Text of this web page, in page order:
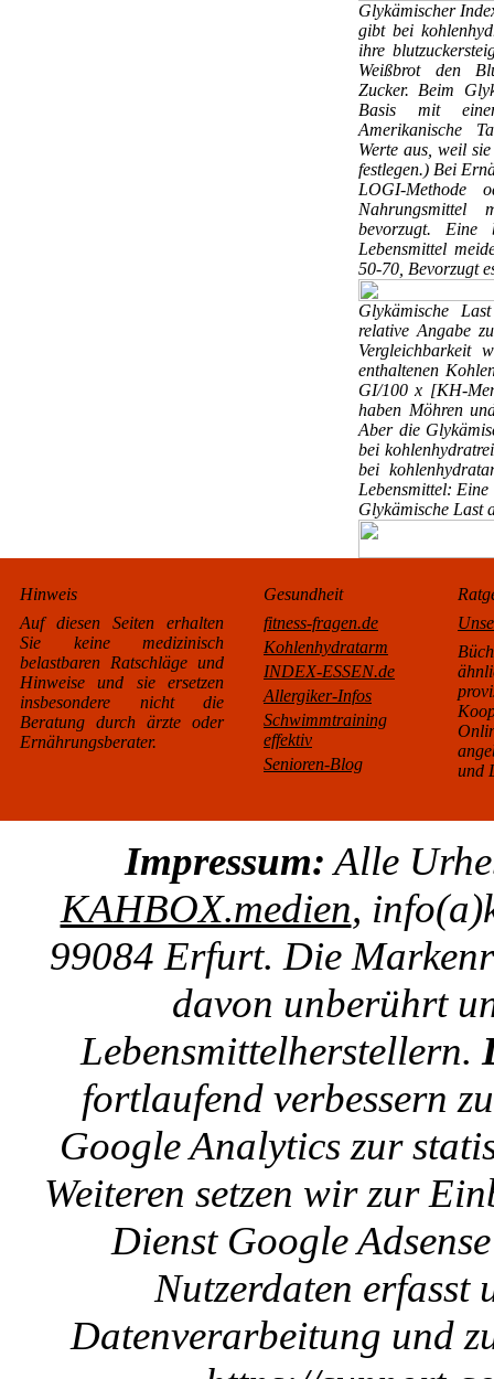
Glykämischer
gibt bei
ihre
Weißbrot den
Zucker. Beim
Basis mit
Amerikanische
Werte aus, weil
festlegen.) Bei
LOGI-Methode
Nahrungsmittel
bevorzugt. Eine
Lebensmittel
50-70, Bevorzugt
Glykämische
relative Angabe
enthaltenen
GI/100 x [KH-
haben Möhren
Aber die
bei
bei
Lebensmittel:
Glykämische Last
Hinweis
Auf diesen Seiten erhalten
Sie keine medizinisch
belastbaren Ratschläge und
Hinweise und sie ersetzen
insbesondere nicht die
Beratung durch ärzte oder
Ernährungsberater.
Gesundheit
fitness-fragen.de
Kohlenhydratarm
INDEX-ESSEN.de
Allergiker-Infos
Schwimmtraining
effektiv
Senioren-Blog
und
Impressum: Alle
KAHBOX.medien,
99084 Erfurt. Die
davon unberührt
Lebensmittelherstellern.
fortlaufend verbessern
Google Analytics zur
Weiteren setzen wir zur
Dienst Google
Nutzerdaten erfasst
Datenverarbeitung und